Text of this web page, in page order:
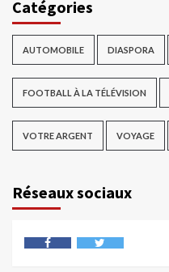
Catégories
AUTOMOBILE DIASPORA
FOOTBALL À LA TÉLÉVISION
VOTRE ARGENT VOYAGE
Réseaux sociaux